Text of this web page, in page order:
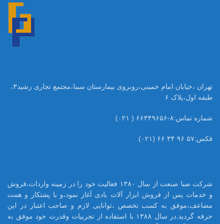
تهران ،خیابان امام خمینی،روبروی بیمارستان سینا،مجتمع تجاری رشید۳،
طبقه اول،پلاک ۶
شماره تماس:۸-۶۶۳۴۹۶۵۶ ( ۰۲۱)
فکس:۵۷ ۹۶ ۳۴ ۶۶ (۰۲۱)
شرکت صبا صنعت از سال ۱۳۸۰ فعالیت خود را در زمینه واردات،فروش
و خدمات پس از فروش ابزار آلات بادی آغاز نمود،و با پشتکار و همت
مضاعف،موفق به کسب تخصص ،توانایی لازم و صاحب اعتبار در این
حرفه گردید.در سال ۱۳۸۸ با استفاده از تجربیات وقدرت خود موفق به